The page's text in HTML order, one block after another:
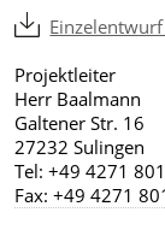
Projektleiter
Herr Baalmann
Galtener Str. 16
27232 Sulingen
Tel: +49 4271
Fax: +49 4271